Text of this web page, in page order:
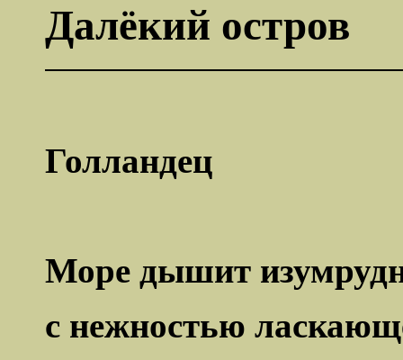
Далёкий остров
Голландец
Море дышит
с нежностью